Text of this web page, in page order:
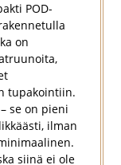
POD-
on
tupakointiin.
se on pieni
ilman
siinä ei ole